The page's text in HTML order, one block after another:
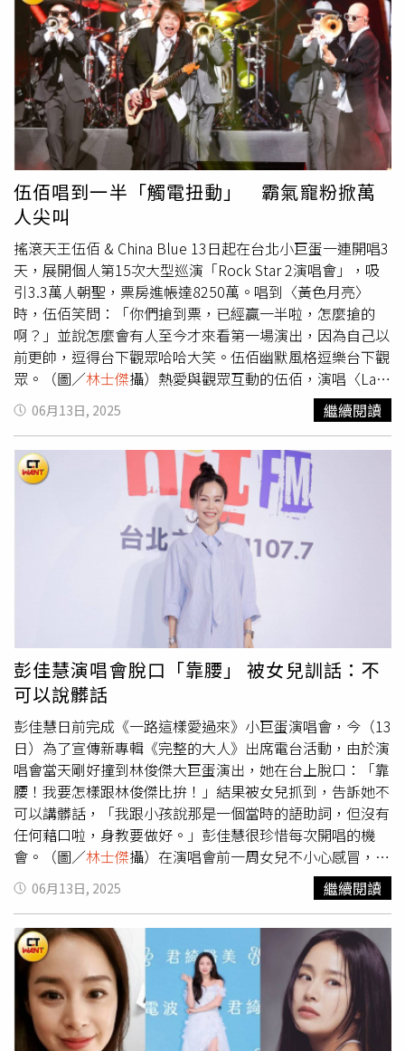
食客設計，分為SS（1.3碗飯、2顆蛋）、S（1.7碗飯、3顆
蛋）、M（2.7碗飯、4顆蛋）和L（5.5碗飯、6顆蛋），日
前曾有勇者好奇挑戰L份量並未完食。記者也提醒由於食安
考量、店家並不提供打包，建議大家還是量力而為。「培根
莫札瑞拉起司茄汁義大利麵」使用每日現調番茄醬，義大利
麵的茄汁基底酸感較重，與甜度鮮明的招牌蛋包飯茄汁有所
區隔。（229元，圖／
林士傑攝）店內以紅色沙發座位與彩
色燈箱營造日式風情。（圖／林士傑攝）除了一般正統蛋包
飯，店內也提供焗烤蛋包飯選擇，其中較特別的咖哩口味還
會在蛋包中包入溫泉蛋，形成「蛋中蛋」的有趣畫面；義大
利麵也有茄汁、培根奶黃、明太子等口味可選擇，麵條口感
相對富有嚼勁不軟爛。5月底試營運時，由於採時段性開
放，瞬間湧入的大量顧客加上人員訓練尚不足，使得網友出
現「等待時間過長」等批評聲浪。對此，品牌督導洪伸佐表
示，目前已全天候開放、加上人員持續訓練，現階段出餐時
間多已控制在10～15分鐘。並透露未來當日方研發新菜單
時，台灣也會同步引進，而目前考量台灣人飲食習慣尚未引
進的「冷醬汁」系列蛋包飯，之後亦可能以季節性菜單推
出。「ポムの樹 蘋果樹蛋包飯」登台除了南港首店也已在
洽談展店計畫，未來規劃進駐Mitsui Shopping Park林口、
台南。（圖／林士傑攝）DATA地址：台北市南港區經貿二
路131號5樓（南港LaLaport內）營業時間：週日～週四
11：00～21：30、週五～週六11：00～22：00備註：不提
供訂位、以現場候位為主，內用加10％服務費
蕎麥味噌奶油乳酪與京都抹茶乳酪醬最受歡迎。（280元，
圖／林士傑攝）可任意選擇麵包、抹醬與主食的大早餐盤份
量十足，「柚子胡椒香草雞腿排」是目前最多人點選的口
味，肉質彈嫩、調味清爽。（520元，圖／
林士傑攝）以每
桌必點的「輪輪の招牌抹醬法式吐司」為例，其選用布里歐
麵包經6～12小時浸泡蛋液後手工煎製，內裡濕潤柔軟、外
層金黃焦香，還可以從6款風味各自鮮明的手工抹醬中任意
選擇2款。經歷12小時熬煮的自製手工抹醬，口味分別為滑
順鹹香的「蕎麥味噌奶油乳酪」、馥郁芬芳的「鹽昆布松露
奶油」、香甜微辣的「蘋果萬壽菊果醬」、具有清新果香的
「鹹鳳梨馬鞭草醬」，以及經典款的「紅酒莓果醬」與「京
都抹茶乳酪醬」。由於主廚本身有法餐背景，也以法式醬料
技法融合日式風味，經過反覆測試、細火慢煮，呈現抹醬應
有的香氣與質地。而喜歡什麼都來一點的人則可考慮飽足的
「大早餐盤」系列，除了搭配當日新鮮時蔬和水耕生菜、富
含葉黃素與優質蛋白質的營養蛋，還可從鹽可頌、酸種麵
包、布里歐吐司、招牌法式吐司等4種麵包中擇1，並從6款
手工抹醬中挑選1款來塗抹；食量小一點的人則可考慮小早
餐盤系列，像是以蟹肉可樂餅取代英式馬芬的「紫蘇蟹肉班
尼迪克蛋」、刷上檸檬味噌炙燒的「楓糖味噌烤培根開放三
明治」都頗受歡迎。擺盤漂亮、種類豐富的「輪輪の季節水
果優格碗」（前，420元）受到注重健康的族群喜愛，後為
融入蜜鳳梨與柳橙的果昔系列「黃澄澄蔬果汁」。（180
攝）「藝伎拿鐵」（前，180元）具有細緻
花香，調入鹹鳳梨的「鳳梨荔枝氣泡咖啡」暢快清爽，特別
適合炎夏。（200元，圖／ 林士傑
攝）明亮的用餐空間以復
林士傑
攝）但店家也表示，意外衝進
人氣排行榜前三名的還有「酪梨蛋酥炸波隆那肉醬千層」，
有別於坊間常見的千層麵做法，主廚採取先炸再烤的處理方
式，使邊緣帶有酥脆口感，再將置於酪梨中央的生食級蛋黃
一刀切下，使蛋液流洩於肉醬中更是過癮，還有消費者特地
為了這道菜再次回訪。此外，由於附近上班族多、對咖啡飲
品有需求，輪輪の町咖啡品項主打以手工處理、淺焙的「藝
伎咖啡豆」為基底，採單一批次精品豆源，風味以玫瑰、草
莓、水蜜桃為主調，以此調製的拿鐵、水果風味氣泡咖啡都
備受好評，喜歡該款藝伎咖啡風味的人，還可以買濾掛式咖
啡回家。延續相關品牌一貫的「火車元素」，從大車輪原本
在軌道上跑的火車壽司設計，到以「火車帶你去旅行」為概
念、讓來客坐進彷彿車廂空間的輪輪1976和食茶酒駅，最
新的輪輪の町則以「火車月台」為靈感，消費者彷彿在中轉
站稍作停留的旅人，在自己的生活中轉換場景、喘口氣。品
牌方也預告，明年預計會在台北再展新店，手工抹醬跟藝伎
咖啡仍會是兩大主力，並考慮將人氣菜色品項濃縮，整體設
計將更加年輕化。門口處的火車頭造型吧台營造出如旅途中
轉站的氛圍，時常吸引民眾拍照。（圖／
林士傑 攝）DATA
電話：（02）2389-8118地址：台北市南港區經貿二路131
號2樓（南港LaLaport內）營業時間：12：00～21：00，
平日下午僅供甜點與飲品、不供鹹食網址：
伍佰唱到一半「觸電扭動」 霸氣寵粉掀萬
人尖叫
搖滾天王伍佰 & China Blue 13日起在台北小巨蛋一連開唱3
天，展開個人第15次大型巡演「Rock Star 2演唱會」，吸
引3.3萬人朝聖，票房進帳達8250萬。唱到〈黃色月亮〉
時，伍佰笑問：「你們搶到票，已經贏一半啦，怎麼搶的
啊？」並說怎麼會有人至今才來看第一場演出，因為自己以
前更帥，逗得台下觀眾哈哈大笑。伍佰幽默風格逗樂台下觀
眾。（圖／林士傑攝）熱愛與觀眾互動的伍佰，演唱〈Last
Dance〉時化身指揮家，要全場萬名粉絲一起合唱，副歌時
更跳起「伍佰伏特舞」，在舞台上彷彿觸電般扭動，盡情抖
動全身，並即興把歌詞更改為「不知道面前的妳們是否依然
愛我」，粉絲們熱情回答「愛」，讓他笑說：「真的嗎？不
要騙我，我很脆弱。」提到演唱會名稱，伍佰霸氣地說：
「以後我的大型演唱不會再有別的名字，都會是Rock
Star，只用數字來分別，上次是1，這次是2，『Rock Star
2』的內容，我以酷為原則，怎麼酷我怎麼排。」接著又
說：「這是我們的演唱會，不是我的演唱會，我沒有特別來
賓，你們都是我的特別來賓。」展現出寵粉魔人的氣勢。伍
佰稱所有觀眾都是他的特別來賓。（圖／
〈被動〉前，伍佰再邀全場一起玩波浪舞，場面壯觀，下半
場由〈夏夜晚風〉四重奏揭開序幕，他搭配大貓鋼琴聲唱出
〈彩虹〉、〈白鴿〉等作品，尾聲時則以〈妳是我的花朵〉
貫穿搖滾與歡樂氛圍，13名樂手與舞者穿上亮色系服裝齊跳
「花朵舞」，為充滿熱力的演唱會畫下完美句點。
06月13日, 2025 繼續閱讀
彭佳慧演唱會脫口「靠腰」 被女兒訓話：不
可以說髒話
彭佳慧日前完成《一路這樣愛過來》小巨蛋演唱會，今（13
日）為了宣傳新專輯《完整的大人》出席電台活動，由於演
唱會當天剛好撞到林俊傑大巨蛋演出，她在台上脫口：「靠
腰！我要怎樣跟林俊傑比拚！」結果被女兒抓到，告訴她不
可以講髒話，「我跟小孩說那是一個當時的語助詞，但沒有
任何藉口啦，身教要做好。」彭佳慧很珍惜每次開唱的機
會。（圖／林士傑攝）在演唱會前一周女兒不小心感冒，這
讓彭佳慧又心疼又擔心，「我睡前都會跟孩子聊聊天，那幾
天進他們房間我都戴著口罩，我沒有一天是可以空著的，身
體每天都要保持很好的狀態。」與一般演唱會不同，彭佳慧
選擇用慢歌當開場，沒想到一開口卻出狀況，苦笑說：「出
來第一句我差點從三樓跳下去，我已經開嗓開很久，為什麼
第一個聲音是這樣？」幸好後面幾句立刻恢復平常的水準。
彭佳慧也說她將每一場演唱會都當最後一次，「每個人都不
知道明天會怎樣，我很把握當下、把握在台上唱歌的機會，
06月13日, 2025 繼續閱讀